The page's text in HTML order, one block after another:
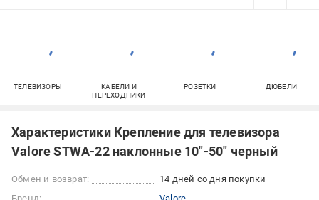
ТЕЛЕВИЗОРЫ
КАБЕЛИ И
ПЕРЕХОДНИКИ
РОЗЕТКИ ДЮБЕЛИ
Характеристики Крепление для телевизора
Valore STWA-22 наклонные 10"-50" черный
Обмен и возврат:
14 дней со дня покупки